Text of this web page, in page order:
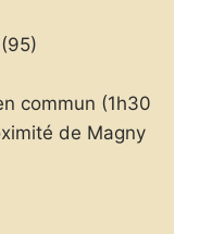
commun (1h30
de Magny